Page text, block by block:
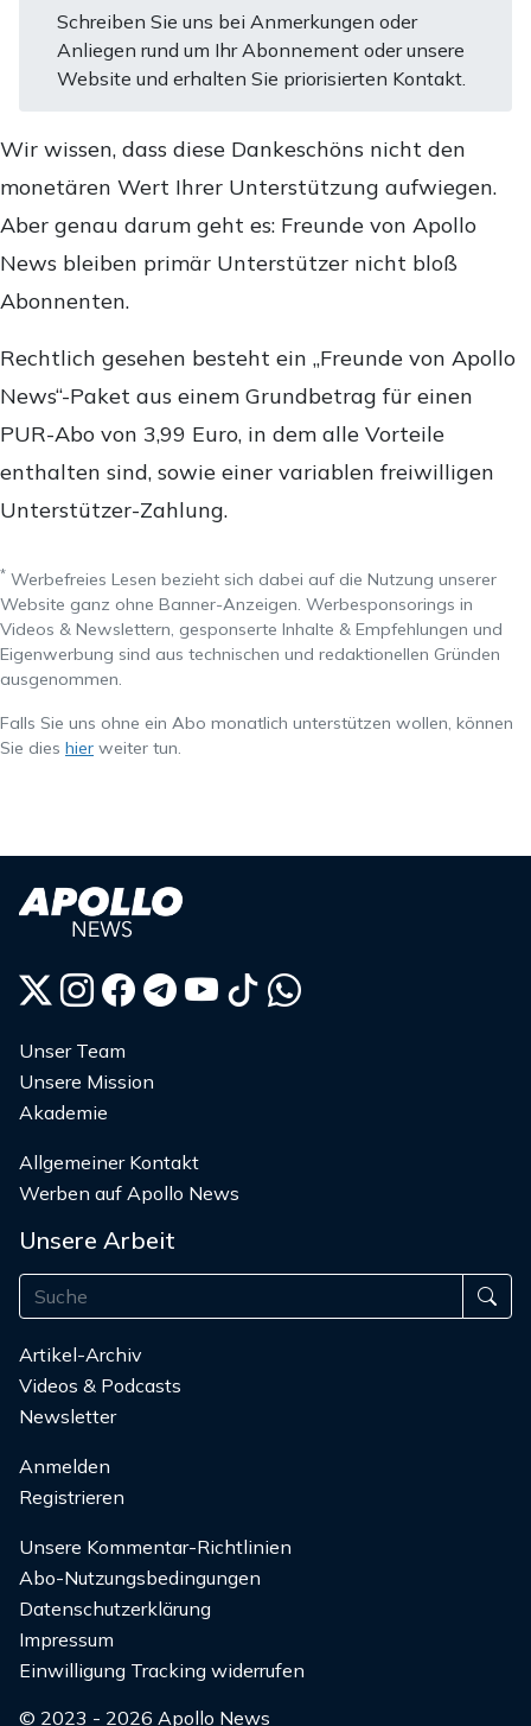
Schreiben Sie uns bei Anmerkungen oder
Anliegen rund um Ihr Abonnement oder unsere
Website und erhalten Sie priorisierten Kontakt.
Wir wissen, dass diese Dankeschöns nicht den
monetären Wert Ihrer Unterstützung aufwiegen.
Aber genau darum geht es: Freunde von Apollo
News bleiben primär Unterstützer nicht bloß
Abonnenten.
Rechtlich gesehen besteht ein „Freunde von Apollo
News“-Paket aus einem Grundbetrag für einen
PUR-Abo von 3,99 Euro, in dem alle Vorteile
enthalten sind, sowie einer variablen freiwilligen
Unterstützer-Zahlung.
* Werbefreies Lesen bezieht sich dabei auf die Nutzung unserer
Website ganz ohne Banner-Anzeigen. Werbesponsorings in
Videos & Newslettern, gesponserte Inhalte & Empfehlungen und
Eigenwerbung sind aus technischen und redaktionellen Gründen
ausgenommen.
Falls Sie uns ohne ein Abo monatlich unterstützen wollen, können
Sie dies hier weiter tun.
Unser Team
Unsere Mission
Akademie
Allgemeiner Kontakt
Werben auf Apollo News
Unsere Arbeit
Artikel-Archiv
Videos & Podcasts
Newsletter
Anmelden
Registrieren
Unsere Kommentar-Richtlinien
Abo-Nutzungsbedingungen
Datenschutzerklärung
Impressum
Einwilligung Tracking widerrufen
© 2023 - 2026 Apollo News